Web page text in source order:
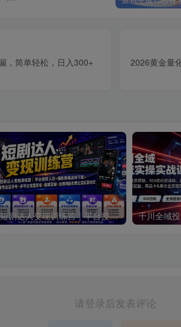
，简单轻松，日入300+
2026黄金量
短剧达人变现训练营｜平台授权入驻+爆款剧集选材下载+账号运营养号+多平台挂载发布+剪辑实操+违规问题处理全流程落地课
请登录后发表评论